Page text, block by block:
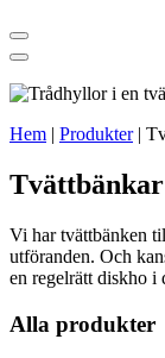
Hem | Produkter|
Tvättbänkar
Vi har tvättbänken
utföranden. Och
en regelrätt diskho i
Alla produkter